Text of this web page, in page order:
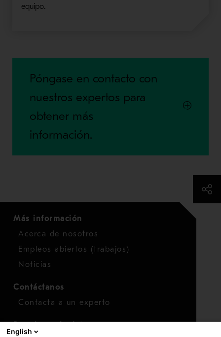
equipo.
Póngase en contacto con
nuestros expertos para
obtener más
información.
Más información
Acerca de nosotros
Empleos abiertos (trabajos)
Noticias
Contáctanos
Contacta a un experto
English